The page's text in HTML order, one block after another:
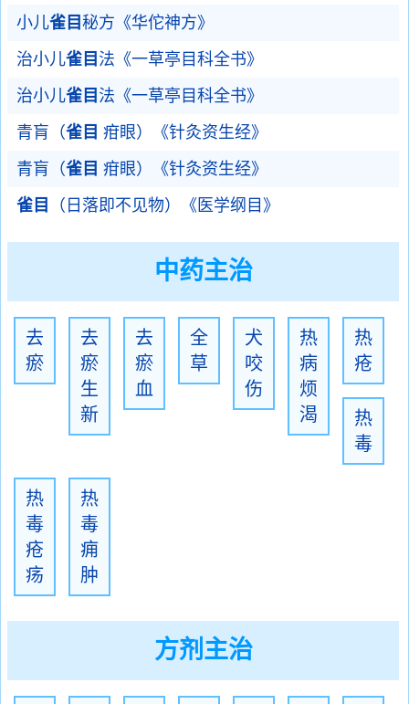
小儿雀目 秘方《华佗神方》
治小儿雀目 法《一草亭目科全书》
治小儿雀目 法《一草亭目科全书》
青肓（雀目 疳眼）《针灸资生经》
青肓（雀目 疳眼）《针灸资生经》
雀目
（日落即不见物）《医学纲目》
中药主治
去
瘀
去
瘀
生
新
去
瘀
血
全
草
犬
咬
伤
热
病
烦
渴
热
疮
热
毒
热
毒
疮
疡
热
毒
痈
肿
方剂主治